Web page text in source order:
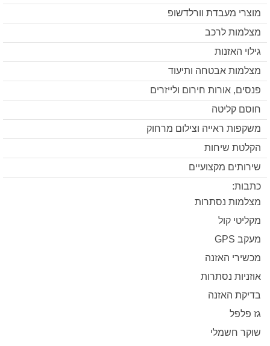
מוצרי מעבדת וורלדשופ
מצלמות לרכב
גילוי האזנות
מצלמות אבטחה ותיעוד
פנסים, אורות חירום ולייזרים
חוסם קליטה
משקפות ראייה וצילום מרחוק
הקלטת שיחות
שירותים מקצועיים
כתבות:
מצלמות נסתרות
מקליטי קול
מעקב GPS
מכשירי האזנה
אוזניות נסתרות
בדיקת האזנה
גז פלפל
שוקר חשמלי